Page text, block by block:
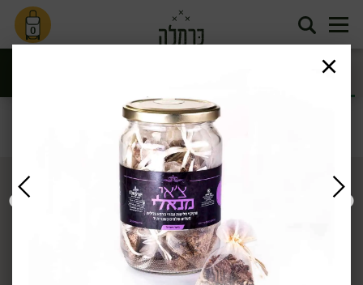
0
חליטות תה
חליטות תה ומאצ'ה